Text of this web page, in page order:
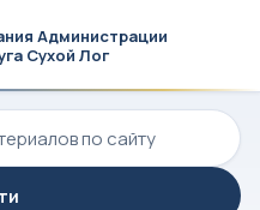
Администрации
Сухой Лог